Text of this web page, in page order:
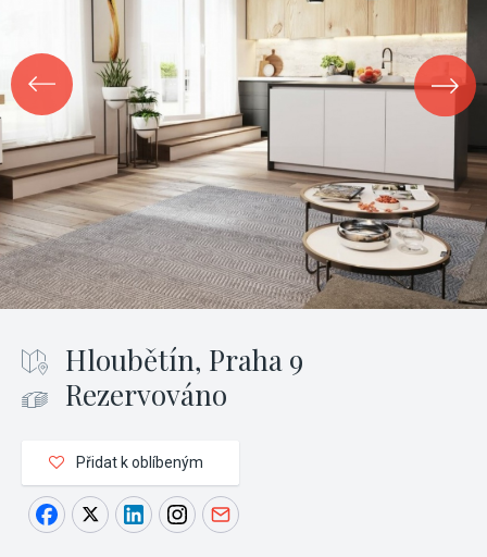
Hloubětín, Praha 9
Rezervováno
Přidat k oblíbeným